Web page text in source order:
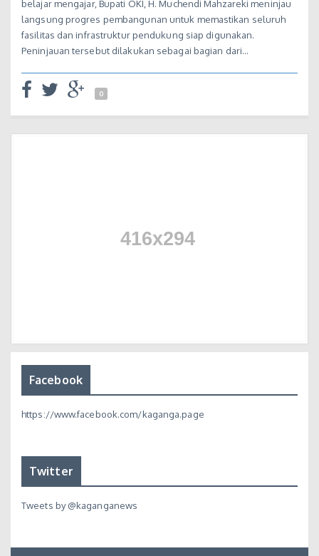
belajar mengajar, Bupati OKI, H. Muchendi Mahzareki meninjau
langsung progres pembangunan untuk memastikan seluruh
fasilitas dan infrastruktur pendukung siap digunakan.
Peninjauan tersebut dilakukan sebagai bagian dari…
0
Facebook
https://www.facebook.com/kaganga.page
Twitter
Tweets by @kaganganews